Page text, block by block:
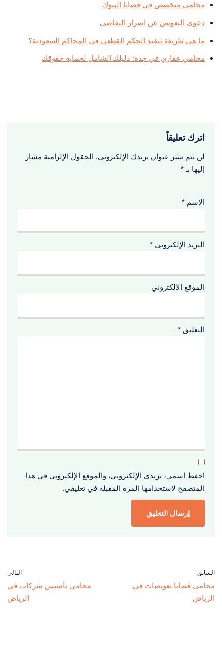
محامي متخصص في قضايا البنوك
دعوى التعويض عن اضرار التقاضي
ما هي طريقة تنفيذ الحكم القطعي في المحاكم السعودية؟
محامي عقاري في جدة: دليلك الشامل لحماية حقوقك
اترك تعليقاً
لن يتم نشر عنوان بريدك الإلكتروني. الحقول الإلزامية مشار
إليها بـ *
الاسم *
البريد الإلكتروني *
الموقع الإلكتروني
التعليق *
احفظ اسمي، بريدي الإلكتروني، والموقع الإلكتروني في هذا
المتصفح لاستخدامها المرة المقبلة في تعليقي.
السابق
محامي قضايا تعويضات في
الرياض
التالي
محامي تأسيس شركات في
الرياض